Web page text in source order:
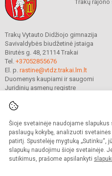
Šioje svetainėje naudojame
paslaugų kokybę, analizuoti
patirtį. Spustelėję mygtuką
slapukų naudojimu šioje svetainėje.
sutikimus, prašome apsilankyti
Trakų rajono
Trakų Vytauto Didžiojo gimnazija
Savivaldybės biudžetinė įstaiga
Birutės g. 48, 21114 Trakai
Tel. +37052855676
El. p. rastine@vtdz.trakai.lm.lt
Duomenys kaupiami ir saugomi
Juridinių asmenų registre
© 2021. Trakų Vytauto Didžiojo
Kopijuoti turinį be raštiško
Prieinamumo paraiška